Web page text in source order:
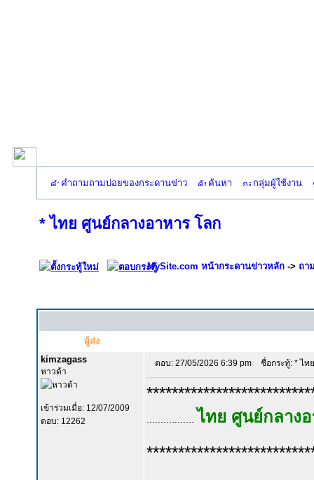
คำถามถามบ่อยของกระดานข่าว ค้นหา กลุ่มผู้ใช้งาน
* ไทย ศูนย์กลางอาหาร โลก
MySite.com หน้ากระดานข่าวหลัก -> ถา
ผู้ส่ง
kimzagass
หาวด้า
เข้าร่วมเมื่อ: 12/07/2009
ตอบ: 12262
ตอบ: 27/05/2026 6:39 pm ชื่อกระทู้: * ไท
ไทย ศูนย์กลาง